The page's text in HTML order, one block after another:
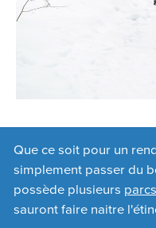
Que ce soit pour un
simplement passer du
possède plusieurs
sauront faire naitre